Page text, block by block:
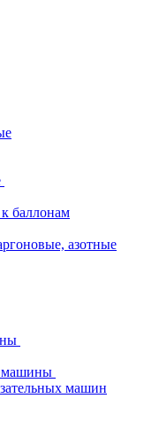
баллонам
азотные
машины
машин